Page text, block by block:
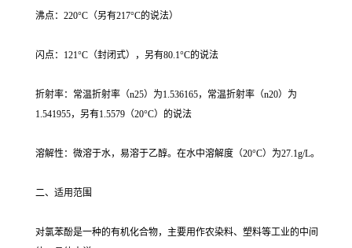
沸点：220°C（另有217°C的说法）
闪点：121°C（封闭式），另有80.1°C的说法
折射率：常温折射率（n25）为1.536165，常温折射率（n20）为
1.541955，另有1.5579（20°C）的说法
溶解性：微溶于水，易溶于乙醇。在水中溶解度（20°C）为27.1g/L。
二、适用范围
对氯苯酚是一种的有机化合物，主要用作农染料、塑料等工业的中间